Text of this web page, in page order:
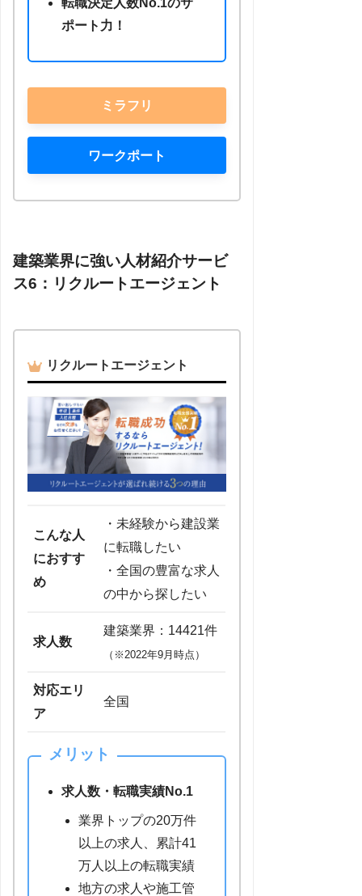
転職決定人数No.1のサ
ポート力！
ミラフリ
ワークポート
建築業界に強い人材紹介サービ
ス6：リクルートエージェント
リクルートエージェント
こんな人
におすす
め
・未経験から建設業
に転職したい
・全国の豊富な求人
の中から探したい
求人数
建築業界：14421件
（※2022年9月時点）
対応エリ
ア
全国
メリット
求人数・転職実績No.1
業界トップの20万件
以上の求人、累計41
万人以上の転職実績
地方の求人や施工管